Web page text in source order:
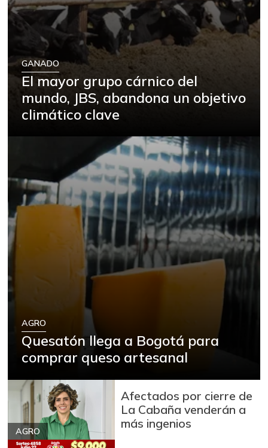
GANADO
El mayor grupo cárnico del
mundo, JBS, abandona un objetivo
climático clave
AGRO
Quesatón llega a Bogotá para
comprar queso artesanal
AGRO
Afectados por cierre de
La Cabaña venderán a
más ingenios